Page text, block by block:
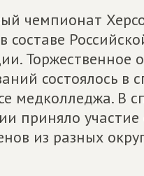
чемпионат
составе
Торжественное
состоялось в
медколледжа. В
приняло
из разных